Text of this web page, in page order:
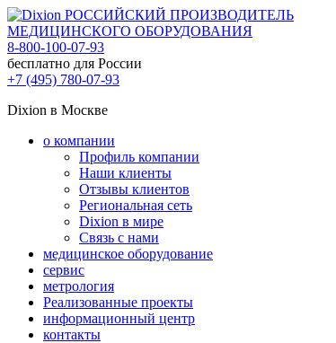
РОССИЙСКИЙ ПРОИЗВОДИТЕЛЬ
МЕДИЦИНСКОГО ОБОРУДОВАНИЯ
8-800-100-07-93
бесплатно для России
+7 (495) 780-07-93
Dixion в Москве
о компании
Профиль компании
Наши клиенты
Отзывы клиентов
Региональная сеть
Dixion в мире
Связь с нами
медицинское оборудование
сервис
метрология
Реализованные проекты
информационный центр
контакты